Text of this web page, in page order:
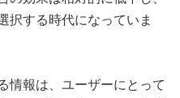
択する時代になっていま
情報は、ユーザーにとって